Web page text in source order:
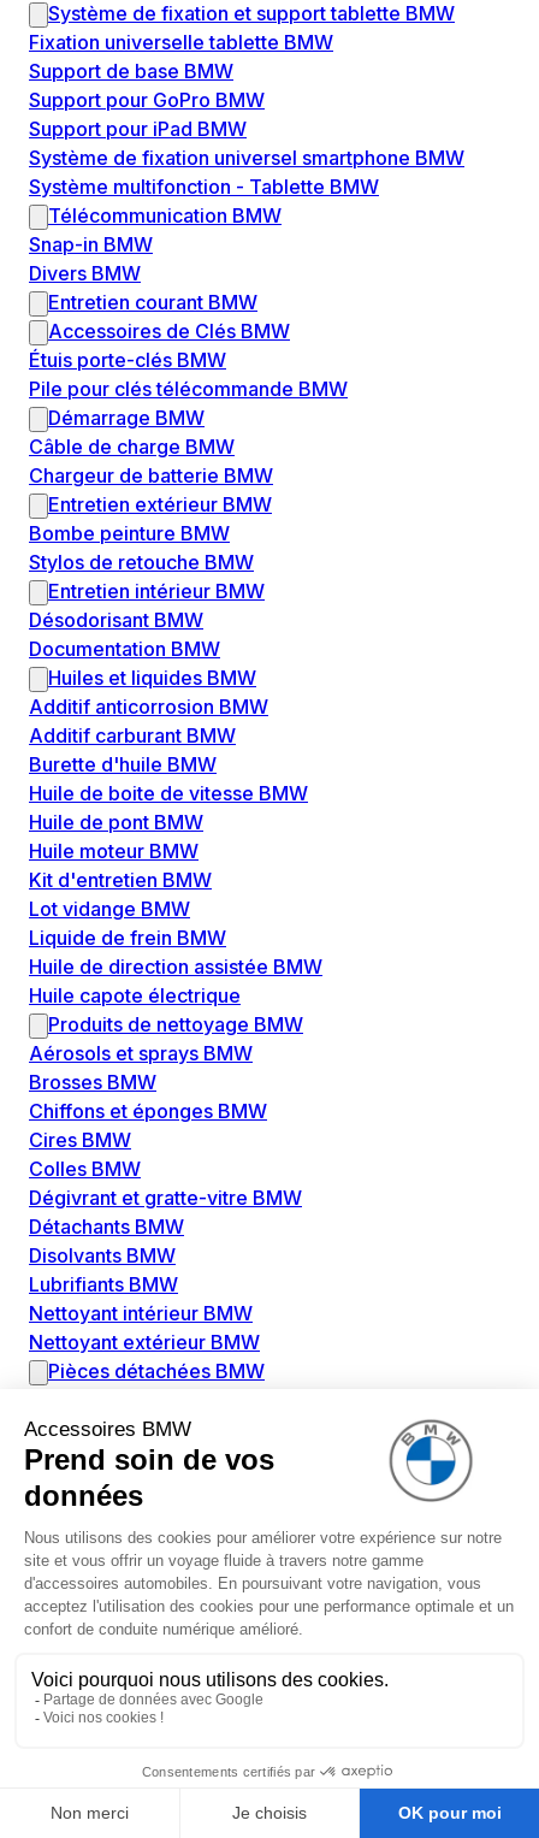
Système de fixation et support tablette BMW
Fixation universelle tablette BMW
Support de base BMW
Support pour GoPro BMW
Support pour iPad BMW
Système de fixation universel smartphone BMW
Système multifonction - Tablette BMW
Télécommunication BMW
Snap-in BMW
Divers BMW
Entretien courant BMW
Accessoires de Clés BMW
Étuis porte-clés BMW
Pile pour clés télécommande BMW
Démarrage BMW
Câble de charge BMW
Chargeur de batterie BMW
Entretien extérieur BMW
Bombe peinture BMW
Stylos de retouche BMW
Entretien intérieur BMW
Désodorisant BMW
Documentation BMW
Huiles et liquides BMW
Additif anticorrosion BMW
Additif carburant BMW
Burette d'huile BMW
Huile de boite de vitesse BMW
Huile de pont BMW
Huile moteur BMW
Kit d'entretien BMW
Lot vidange BMW
Liquide de frein BMW
Huile de direction assistée BMW
Huile capote électrique
Produits de nettoyage BMW
Aérosols et sprays BMW
Brosses BMW
Chiffons et éponges BMW
Cires BMW
Colles BMW
Dégivrant et gratte-vitre BMW
Détachants BMW
Disolvants BMW
Lubrifiants BMW
Nettoyant intérieur BMW
Nettoyant extérieur BMW
Pièces détachées BMW
Boitier papillon BMW
Faisceau de câble pour réservoir avec pompe
d'aspiration BMW
Pompe à carburant BMW
Pompe diesel BMW
Allumage / Préchauffage BMW
Bobines d'allumage BMW
Bougie de préchauffage BMW
Amortissement BMW
Amortisseur de vibrations BMW
Cassette de ressort en roulé BMW